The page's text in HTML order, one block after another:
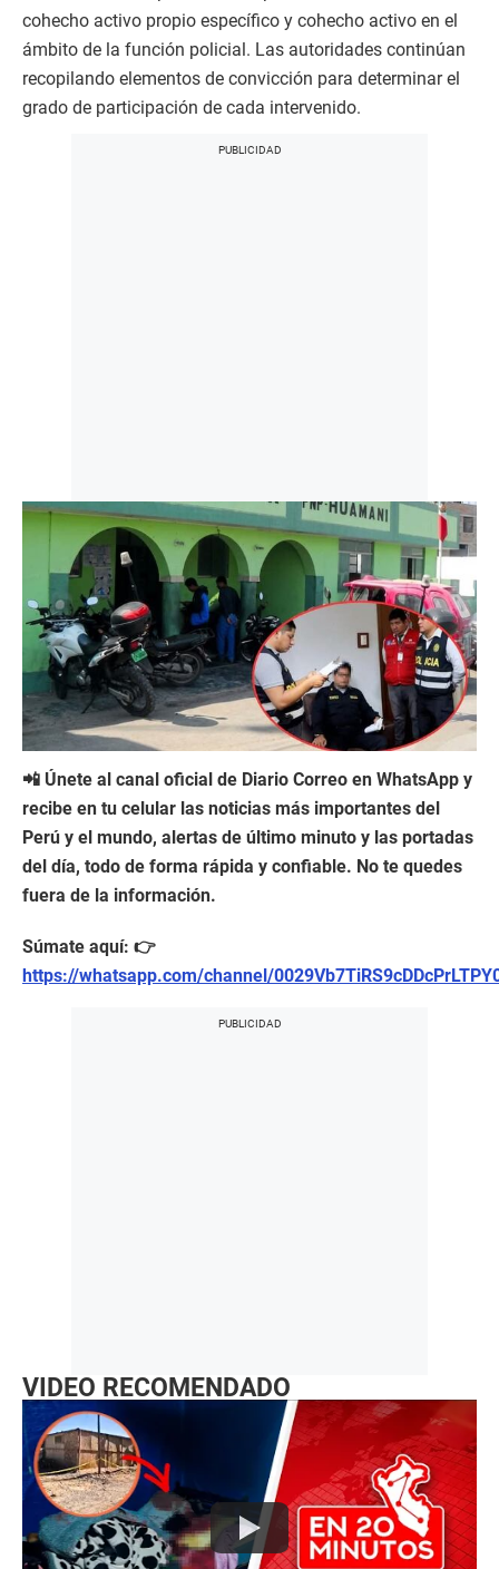
cohecho activo propio específico y cohecho activo en el
ámbito de la función policial. Las autoridades continúan
recopilando elementos de convicción para determinar el
grado de participación de cada intervenido.
📲 Únete al canal oficial de Diario Correo en WhatsApp y
recibe en tu celular las noticias más importantes del
Perú y el mundo, alertas de último minuto y las portadas
del día, todo de forma rápida y confiable. No te quedes
fuera de la información.
Súmate aquí: 👉
https://whatsapp.com/channel/
VIDEO RECOMENDADO